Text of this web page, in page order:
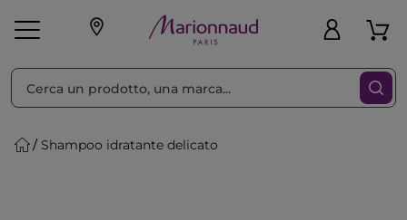
Make-up Profumi
Shampoo idratante delicato
Ordina per Filtra